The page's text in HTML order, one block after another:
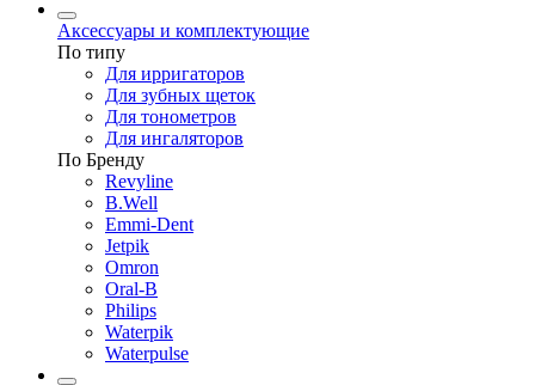
Аксессуары и комплектующие
По типу
Для ирригаторов
Для зубных щеток
Для тонометров
Для ингаляторов
По Бренду
Revyline
B.Well
Emmi-Dent
Jetpik
Omron
Oral-B
Philips
Waterpik
Waterpulse